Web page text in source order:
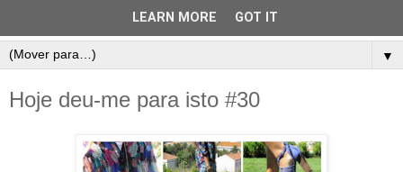
▼
Hoje deu-me para isto #30
LEARN MORE GOT IT